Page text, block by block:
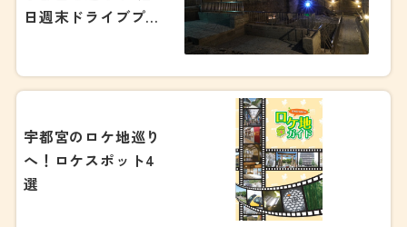
日週末ドライブプラ
宇都宮のロケ地巡り
へ！ロケスポット4
選